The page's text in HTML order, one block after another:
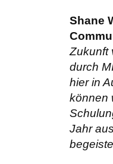
Shane
Zukunft
durch
hier in
können
Jahr